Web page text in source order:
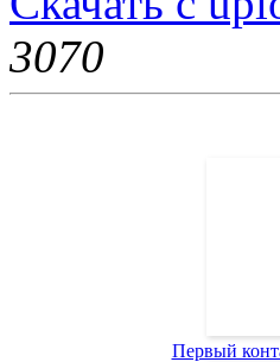
3070
Первый